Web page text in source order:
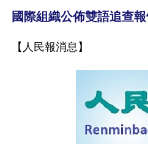
國際組織公佈雙語追查
【人民報消息】